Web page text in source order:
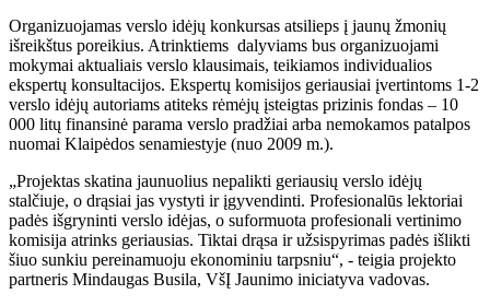
Organizuojamas verslo idėjų konkursas atsilieps į jaunų žmonių
išreikštus poreikius. Atrinktiems dalyviams bus organizuojami
mokymai aktualiais verslo klausimais, teikiamos individualios
ekspertų konsultacijos. Ekspertų komisijos geriausiai įvertintoms 1-2
verslo idėjų autoriams atiteks rėmėjų įsteigtas prizinis fondas – 10
000 litų finansinė parama verslo pradžiai arba nemokamos patalpos
nuomai Klaipėdos senamiestyje (nuo 2009 m.).
„Projektas skatina jaunuolius nepalikti geriausių verslo idėjų
stalčiuje, o drąsiai jas vystyti ir įgyvendinti. Profesionalūs lektoriai
padės išgryninti verslo idėjas, o suformuota profesionali vertinimo
komisija atrinks geriausias. Tiktai drąsa ir užsispyrimas padės išlikti
šiuo sunkiu pereinamuoju ekonominiu tarpsniu“, - teigia projekto
partneris Mindaugas Busila, VšĮ Jaunimo iniciatyva vadovas.